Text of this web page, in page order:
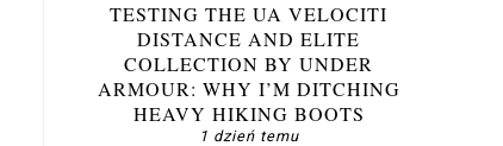
TESTING THE UA VELOCITI
DISTANCE AND ELITE
COLLECTION BY UNDER
ARMOUR: WHY I’M DITCHING
HEAVY HIKING BOOTS
1 dzień temu